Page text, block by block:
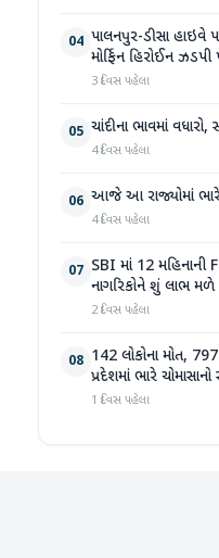
04 પાલનપુર-ડીસા
મોર્ફિન હિરોઈન ઝડપી
3 દિવસ પહેલા
05 ચાંદીના ભાવમાં
4 દિવસ પહેલા
06 આજે આ રાજ્યોમાં
4 દિવસ પહેલા
07 SBI માં 12
નાગરિકોને શું લાભ
2 દિવસ પહેલા
08 142 લોકોના મોત,
પ્રદેશમાં ભારે ચોમાસાનો
1 દિવસ પહેલા